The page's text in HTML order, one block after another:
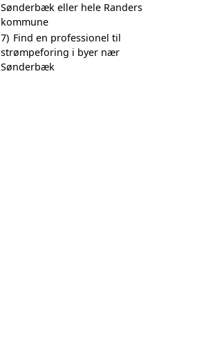
Sønderbæk eller hele Randers
kommune
7) Find en professionel til
strømpeforing i byer nær
Sønderbæk